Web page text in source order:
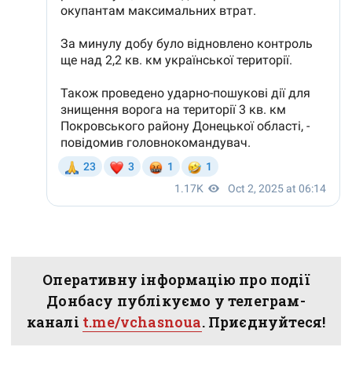
Оперативну інформацію про події
Донбасу публікуємо у телеграм-
каналі t.me/vchasnoua. Приєднуйтеся!